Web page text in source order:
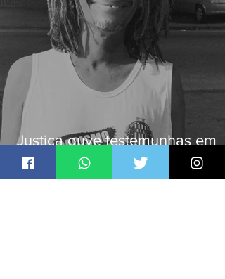
Justiça ouve testemunhas em
caso de homem morto por
dívida de R$ 25